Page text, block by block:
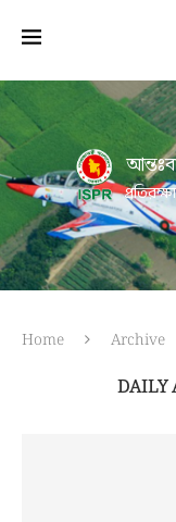
Home Archive
DAILY